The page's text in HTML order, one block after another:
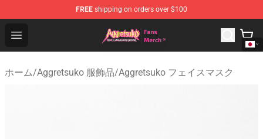
FREE shipping on orders over $100
Open menu
Aggretsuko Store - Official Aggretsuko Merchandise
ホーム/Aggretsuko 服飾品/Aggretsuko フェイスマスク